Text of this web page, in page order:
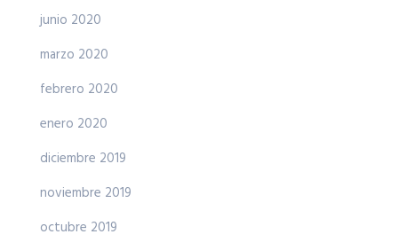
junio 2020
marzo 2020
febrero 2020
enero 2020
diciembre 2019
noviembre 2019
octubre 2019